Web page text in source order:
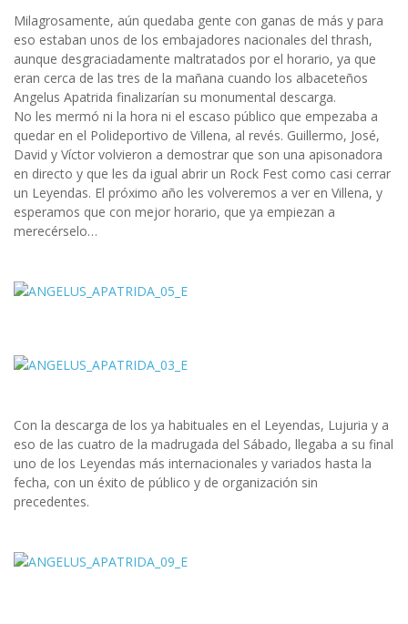
Milagrosamente, aún quedaba gente con ganas de más y para
eso estaban unos de los embajadores nacionales del thrash,
aunque desgraciadamente maltratados por el horario, ya que
eran cerca de las tres de la mañana cuando los albaceteños
Angelus Apatrida finalizarían su monumental descarga.
No les mermó ni la hora ni el escaso público que empezaba a
quedar en el Polideportivo de Villena, al revés. Guillermo, José,
David y Víctor volvieron a demostrar que son una apisonadora
en directo y que les da igual abrir un Rock Fest como casi cerrar
un Leyendas. El próximo año les volveremos a ver en Villena, y
esperamos que con mejor horario, que ya empiezan a
merecérselo…
Con la descarga de los ya habituales en el Leyendas, Lujuria y a
eso de las cuatro de la madrugada del Sábado, llegaba a su final
uno de los Leyendas más internacionales y variados hasta la
fecha, con un éxito de público y de organización sin
precedentes.